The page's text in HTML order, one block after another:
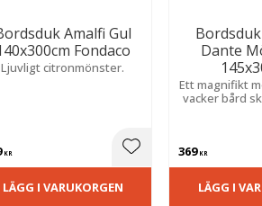
Amalfi Gul
Fondaco
Ljuvligt citronmönster.
KR Lägg till i favoriter
LÄGG I VARUKORGEN
Dante
Ett magnifikt
vacker bård
369KR
LÄGG I